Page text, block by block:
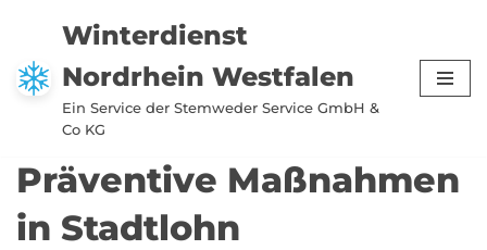
Zum
Inhalt
springen
Winterdienst
Nordrhein Westfalen
Ein Service der Stemweder Service GmbH &
Co KG
Präventive Maßnahmen
in Stadtlohn